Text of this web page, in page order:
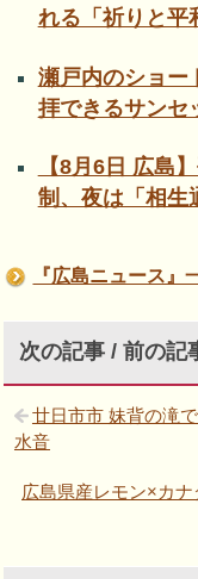
れる「祈りと平
瀬戸内のショー
拝できるサンセ
【8月6日 広島
制、夜は「相生
『広島ニュース』
次の記事 / 前の記
廿日市市 妹背の滝
水音
広島県産レモン×カ